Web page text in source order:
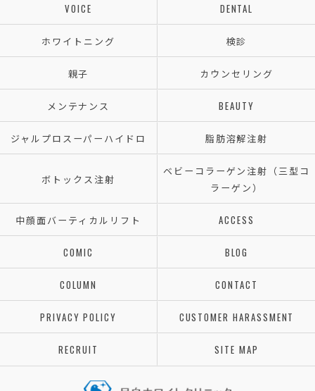
VOICE DENTAL
ホワイトニング 検診
親子 カウンセリング
メンテナンス BEAUTY
ジャルプロスーパーハイドロ 脂肪溶解注射
ボトックス注射
ベビーコラーゲン注射（三型コ
ラーゲン）
中顔面バーティカルリフト ACCESS
COMIC BLOG
COLUMN CONTACT
PRIVACY POLICY CUSTOMER HARASSMENT
RECRUIT SITE MAP